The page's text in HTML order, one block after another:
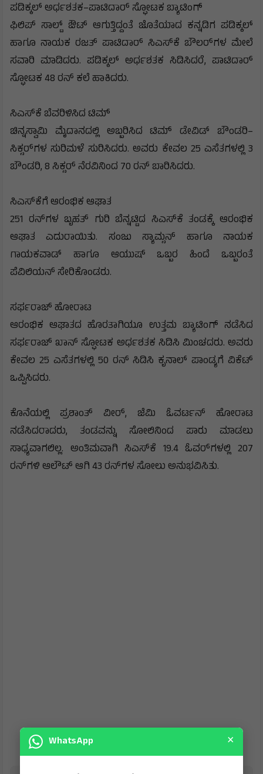
ಪಡಿಕ್ಕಲ್ ಅರ್ಧಶತಕ–ಪಾಟಿದಾರ್ ಸ್ಫೋಟಕ ಬ್ಯಾಟಿಂಗ್
ಫಿಲಿಪ್ ಸಾಲ್ಟ್ ಔಟ್ ಆಗುತ್ತಿದ್ದಂತೆ ಜೊತೆಯಾದ ಕನ್ನಡಿಗ ಪಡಿಕ್ಕಲ್
ಹಾಗೂ ನಾಯಕ ರಜತ್ ಪಾಟಿದಾರ್ ಸಿಎಸ್‌ಕೆ ಬೌಲರ್‌ಗಳ ಮೇಲೆ
ಸವಾರಿ ಮಾಡಿದರು. ಪಡಿಕ್ಕಲ್ ಅರ್ಧಶತಕ ಸಿಡಿಸಿದರೆ, ಪಾಟಿದಾರ್
ಸ್ಫೋಟಕ 48 ರನ್ ಕಲೆ ಹಾಕಿದರು.
ಸಿಎಸ್‌ಕೆ ಬೆವರಿಳಿಸಿದ ಟಿಮ್
ಚಿನ್ನಸ್ವಾಮಿ ಮೈದಾನದಲ್ಲಿ ಅಬ್ಬರಿಸಿದ ಟಿಮ್ ಡೇವಿಡ್ ಬೌಂಡರಿ–
ಸಿಕ್ಸರ್‌ಗಳ ಸುರಿಮಳೆ ಸುರಿಸಿದರು. ಅವರು ಕೇವಲ 25 ಎಸೆತಗಳಲ್ಲಿ 3
ಬೌಂಡರಿ, 8 ಸಿಕ್ಸರ್ ನೆರವಿನಿಂದ 70 ರನ್ ಬಾರಿಸಿದರು.
ಸಿಎಸ್‌ಕೆಗೆ ಆರಂಭಿಕ ಆಘಾತ
251 ರನ್‌ಗಳ ಬೃಹತ್ ಗುರಿ ಬೆನ್ನಟ್ಟಿದ ಸಿಎಸ್‌ಕೆ ತಂಡಕ್ಕೆ ಆರಂಭಿಕ
ಆಘಾತ ಎದುರಾಯಿತು. ಸಂಜು ಸ್ಯಾಮ್ಸನ್ ಹಾಗೂ ನಾಯಕ
ಗಾಯಕವಾಡ್ ಹಾಗೂ ಆಯುಷ್ ಒಬ್ಬರ ಹಿಂದೆ ಒಬ್ಬರಂತೆ
ಪೆವಿಲಿಯನ್ ಸೇರಿಕೊಂಡರು.
ಸರ್ಫರಾಜ್ ಹೋರಾಟ
ಆರಂಭಿಕ ಆಘಾತದ ಹೊರತಾಗಿಯೂ ಉತ್ತಮ ಬ್ಯಾಟಿಂಗ್ ನಡೆಸಿದ
ಸರ್ಫರಾಜ್ ಖಾನ್ ಸ್ಫೋಟಕ ಅರ್ಧಶತಕ ಸಿಡಿಸಿ ಮಿಂಚದರು. ಅವರು
ಕೇವಲ 25 ಎಸೆತಗಳಲ್ಲಿ 50 ರನ್ ಸಿಡಿಸಿ ಕೃನಾಲ್ ಪಾಂಡ್ಯಗೆ ವಿಕೆಟ್
ಒಪ್ಪಿಸಿದರು.
ಕೊನೆಯಲ್ಲಿ ಪ್ರಶಾಂತ್ ವೀರ್, ಜೆಮಿ ಓವರ್ಟನ್ ಹೋರಾಟ
ನಡೆಸಿದರಾದರು, ತಂಡವನ್ನು ಸೋಲಿನಿಂದ ಪಾರು ಮಾಡಲು
ಸಾಧ್ಯವಾಗಲಿಲ್ಲ. ಅಂತಿಮವಾಗಿ ಸಿಎಸ್‌ಕೆ 19.4 ಓವರ್‌ಗಳಲ್ಲಿ 207
ರನ್‌ಗಳಿ ಆಲೌಟ್ ಆಗಿ 43 ರನ್‌ಗಳ ಸೋಲು ಅನುಭವಿಸಿತು.
WhatsApp ×